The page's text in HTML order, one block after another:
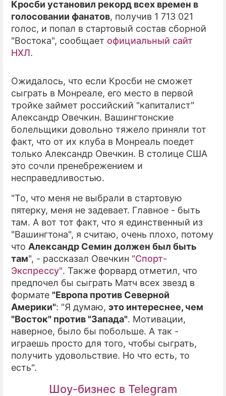
Кросби установил рекорд всех времен в
голосовании фанатов, получив 1 713 021
голос, и попал в стартовый состав сборной
"Востока", сообщает официальный сайт
НХЛ.
Ожидалось, что если Кросби не сможет
сыграть в Монреале, его место в первой
тройке займет российский "капиталист"
Александр Овечкин. Вашингтонские
болельщики довольно тяжело приняли тот
факт, что от их клуба в Монреаль поедет
только Александр Овечкин. В столице США
это сочли пренебрежением и
несправедливостью.
"То, что меня не выбрали в стартовую
пятерку, меня не задевает. Главное - быть
там. А вот тот факт, что я единственный из
"Вашингтона", я считаю, очень плохо, потому
что Александр Семин должен был быть
там", - рассказал Овечкин "Спорт-
Экспрессу". Также форвард отметил, что
предпочел бы сыграть Матч всех звезд в
формате "Европа против Северной
Америки": "Я думаю, это интереснее, чем
"Восток" против "Запада". Мотивации,
наверное, было бы побольше. А так -
играешь просто для того, чтобы сыграть,
получить удовольствие. Но что есть, то
есть".
Шоу-бизнес в Telegram